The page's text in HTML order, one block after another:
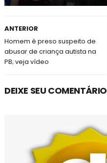
ANTERIOR
Homem é preso suspeito de
abusar de criança autista na
PB; veja vídeo
DEIXE SEU COMENTÁRIO